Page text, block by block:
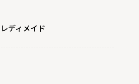
ディメイド